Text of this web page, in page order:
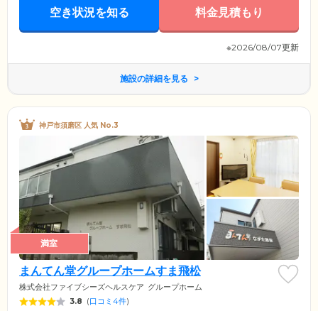
空き状況を知る 料金見積もり
※2026/08/07更新
施設の詳細を見る
神戸市須磨区 人気 No.3
満室
まんてん堂グループホームすま飛松
株式会社ファイブシーズヘルスケア グループホーム
3.8 (口コミ4件)